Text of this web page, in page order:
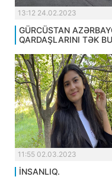
13:12 24.02.2023
GÜRCÜSTAN
QARDAŞLARINI TƏK
11:55 02.03.2023
İNSANLIQ.